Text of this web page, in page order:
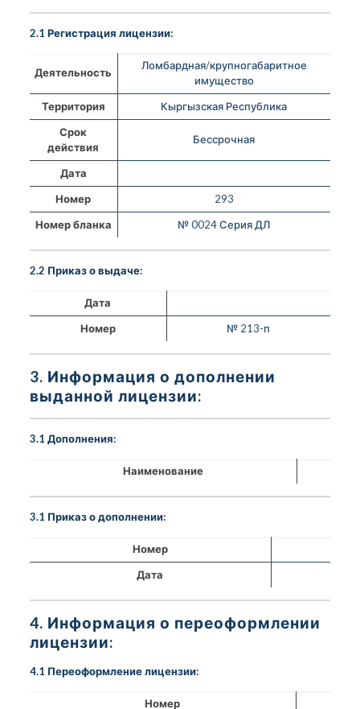
2.1 Регистрация лицензии:
Деятельность
Ломбардная/крупногабаритное
имущество
Территория
Кыргызская Республика
Срок
действия
Бессрочная
Дата
Номер
293
Номер бланка
№ 0024 Серия ДЛ
2.2 Приказ о выдаче:
Дата
Номер
№ 213-п
3. Информация о дополнении
выданной лицензии:
3.1 Дополнения:
Наименование
3.1 Приказ о дополнении:
Номер
Дата
4. Информация о переоформлении
лицензии:
4.1 Переоформление лицензии:
Номер